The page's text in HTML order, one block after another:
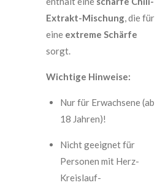
Extrakt-Mischung, die für
eine extreme Schärfe
sorgt.
Wichtige Hinweise:
Nur für Erwachsene (ab
18 Jahren)!
Nicht geeignet für
Personen mit Herz-
Kreislauf-